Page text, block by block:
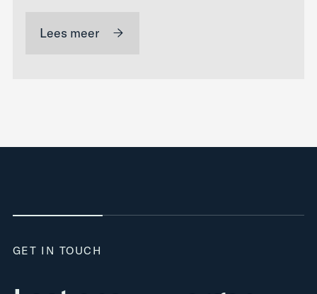
Lees meer
GET IN TOUCH